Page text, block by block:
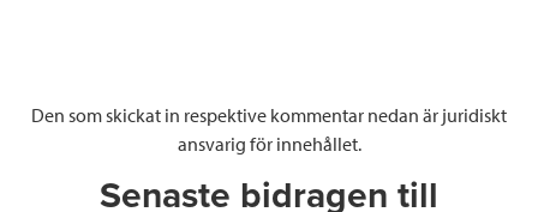
Den som skickat in respektive kommentar nedan är juridiskt
ansvarig för innehållet.
Senaste bidragen till